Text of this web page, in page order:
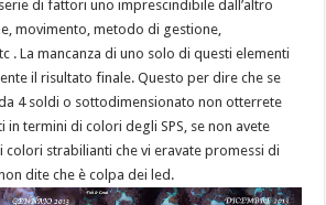
di fattori uno imprescindibile dall’altro
movimento, metodo di gestione,
. La mancanza di uno solo di questi elementi
il risultato finale. Questo per dire che se
4 soldi o sottodimensionato non otterrete
termini di colori degli SPS, se non avete
colori strabilianti che vi eravate promessi di
dite che è colpa dei led.